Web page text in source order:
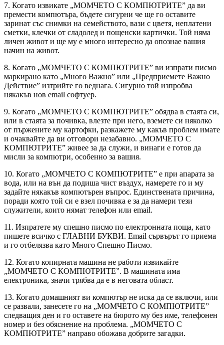
7. Когато извикате „МОМЧЕТО С КОМПЮТРИТЕ” да ви
премести компютъра, бъдете сигурни че ще го оставите
заринат със снимки на семейството, вази с цветя, неплатени
сметки, клечки от сладолед и пощенски картички. Той няма
личен живот и ще му е много интересно да опознае вашия
начин на живот.
8. Когато „МОМЧЕТО С КОМПЮТРИТЕ” ви изпрати писмо
маркирано като „Много Важно” или „Предприемете Важно
Действие” изтрийте го веднага. Сигурно той изпробва
някакъв нов email софтуер.
9. Когато „МОМЧЕТО С КОМПЮТРИТЕ” обядва в стаята си,
или в стаята за почивка, влезте при него, вземете си няколко
от пържените му картофки, разкажете му какъв проблем имате
и очаквайте да ви отговори незабавно. „МОМЧЕТО С
КОМПЮТРИТЕ” живее за да служи, и винаги е готов да
мисли за компютри, особенно за вашия.
10. Когато „МОМЧЕТО С КОМПЮТРИТЕ” е при апарата за
вода, или на вън да подиша чист въздух, намерете го и му
задайте някакъв компютърен въпрос. Единствената причина,
поради която той си е взел почивка е за да намери тези
служители, които нямат телефон или email.
11. Изпратете му спешно писмо по електронната поща, като
пишете всичко с ГЛАВНИ БУКВИ. Email сървърът го приема
и го отбелязва като Много Спешно Писмо.
12. Когато копирната машина не работи извикайте
„МОМЧЕТО С КОМПЮТРИТЕ”. В машината има
електроника, значи трябва да е в неговата област.
13. Когато домашният ви компютър не иска да се включи, или
се развали, занесете го на „МОМЧЕТО С КОМПЮТРИТЕ”
следващия ден и го оставете на бюрото му без име, телефонен
номер и без обяснение на проблема. „МОМЧЕТО С
КОМПЮТРИТЕ” направо обожава добрите загадки.